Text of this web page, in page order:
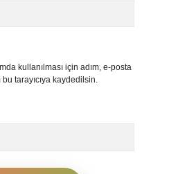
kullanılması için adım, e-posta
tarayıcıya kaydedilsin.